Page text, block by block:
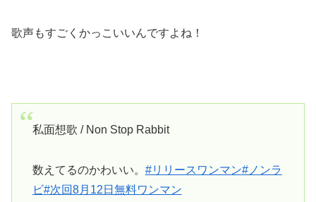
歌声もすごくかっこいいんですよね！
私面想歌 / Non Stop Rabbit
数えてるのかわいい。 #リリースワンマン#ノンラ
ビ#次回8月12日無料ワンマン